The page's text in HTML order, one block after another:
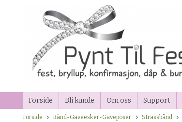
Forside Bli kunde Om oss Support
Forside Bånd-Gaveesker-Gaveposer Strassbånd